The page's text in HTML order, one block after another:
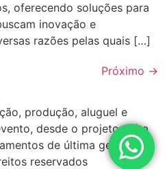
oferecendo soluções para
inovação e
razões pelas quais […]
Próximo →
produção, aluguel e
desde o projeto até a
de última geração
reservados